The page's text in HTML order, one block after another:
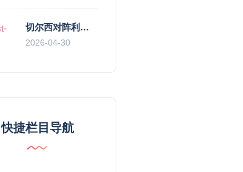
切尔西对阵利物浦，一场蓝红血脉里的恩怨与忠诚
2026-04-30
快捷栏目导航